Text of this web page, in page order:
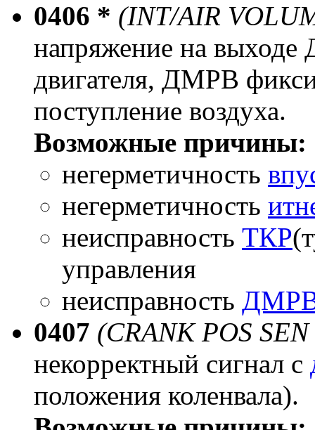
0406 * (INT/AIR
напряжение на
двигателя, ДМРВ
поступление воздуха.
Возможные причины:
негерметичность
негерметичность
неисправность ТКР
управления
неисправность
0407 (CRANK POS
некорректный сигнал с
положения коленвала).